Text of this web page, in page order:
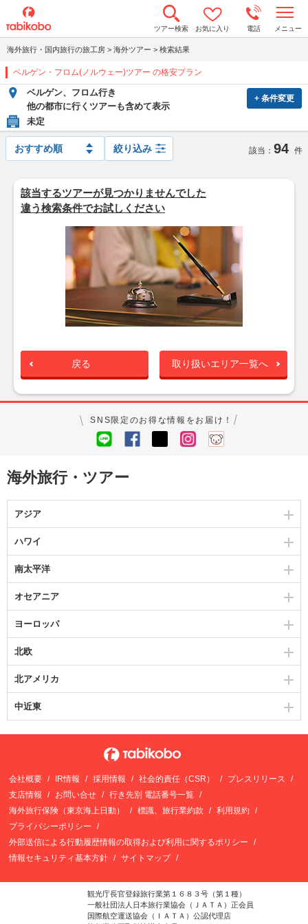
ツアー検索 お気に入り 電話 メニュー
o
n
a
v
t
海外旅行・国内旅行の旅工房 > 海外ツアー > 検索結果
ベルゲン・フロム(ノルウェー)ツアー の格安プラン
+ 条件変更
ベルゲン、フロム行き
他の都市に行くツアーも含めて表示
未定
絞り込み 該当： 94 件
該当するツアーが見つかりませんでした
違う検索条件でお試しください
戻る 取り扱いエリア一覧へ
SNS限定のお得な情報をお届け！
海外旅行・ツアー
アジア
ハワイ
南太平洋
オセアニア
ヨーロッパ
北欧
北アメリカ
中近東
会社概要 IR情報 採用情報 社会的責任（CSR）
プレスリリース
支店情報
お問い合せ
行き先別 電話番号一覧
海外旅行保険（東京海上日動）
標識、旅行業約款
利用規約
プライバシーポリシー
外部送信による行動履歴情報の取得および利用に関するポリシー
情報セキュリティ基本方針
サイトマップ
観光庁長官登録旅行業第１６８３号（第１種）
一般社団法人日本旅行業協会（ＪＡＴＡ）正会員
国際航空運送協会（ＩＡＴＡ）公認代理店